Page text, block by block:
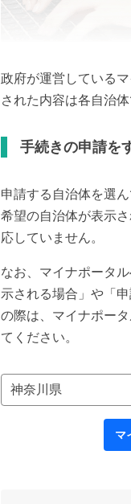
政府が運営している
された内容は各自治
手続きの申請を
申請する自治体を選ん
希望の自治体が表示
応していません。
なお、マイナポータ
示される場合」や「
の際は、マイナポー
てください。
マ